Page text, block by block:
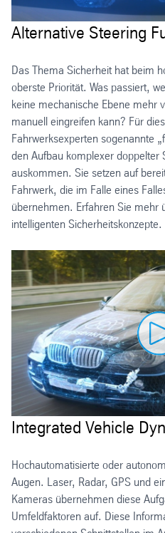
Alternative Steering
Das Thema Sicherheit hat beim
oberste Priorität. Was passiert,
keine mechanische Ebene mehr
manuell eingreifen kann? Für
Fahrwerksexperten sogenannte
den Aufbau komplexer doppelter
auskommen. Sie setzen auf
Fahrwerk, die im Falle eines
übernehmen. Erfahren Sie mehr
intelligenten Sicherheitskonzepte.
Integrated Vehicle
Hochautomatisierte oder
Augen. Laser, Radar, GPS und
Kameras übernehmen diese
Umfeldfaktoren auf. Diese